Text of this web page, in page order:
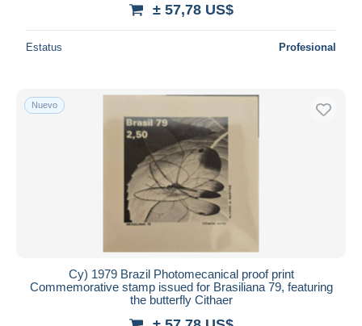
± 57,78 US$
Estatus Profesional
Nuevo
Cy) 1979 Brazil Photomecanical proof print
Commemorative stamp issued for Brasiliana 79, featuring
the butterfly Cithaer